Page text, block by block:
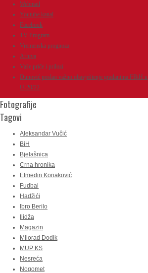
Webmail
Youtube kanal
Facebook
TV Program
Vremenska prognoza
Arhiva
Vaše priče i prilozi
Dunović poslao važno obavještenje građanima FBiH
U-20/22
Fotografije
Tagovi
Aleksandar Vučić
BiH
Bjelašnica
Crna hronika
Elmedin Konaković
Fudbal
Hadžići
Ibro Berilo
Ilidža
Magazin
Milorad Dodik
MUP KS
Nesreća
Nogomet